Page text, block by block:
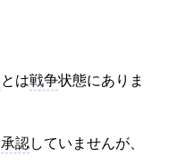
とは戦争状態にありま
承認していませんが、